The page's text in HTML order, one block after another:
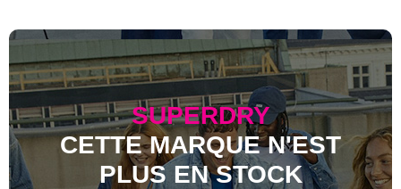
SUPERDRY
CETTE MARQUE N'EST
PLUS EN STOCK